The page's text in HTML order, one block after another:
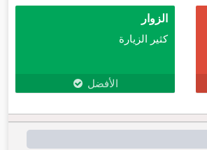
الزوار
كثير الزيارة
الأفضل